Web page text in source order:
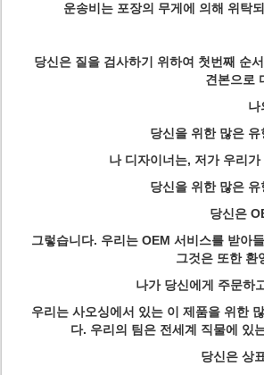
운송비는 포장의 무게에 의해 위탁
당신은 질을 검사하기 위하여 첫번째 순
견본으로
나
당신을 위한 많은
나 디자이너는, 저가 우리
당신을 위한 많은
당신은
그렇습니다. 우리는 OEM 서비스를 받아
그것은 또한 환
나가 당신에게 주문하
우리는 사오싱에서 있는 이 제품을 위한
다. 우리의 팀은 전세계 직물에 있
당신은 상